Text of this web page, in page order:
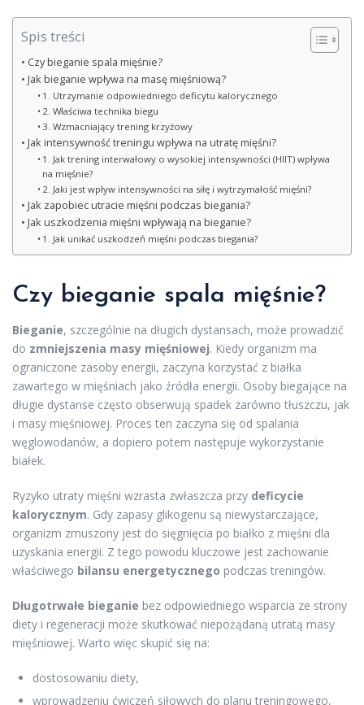
Spis treści
Czy bieganie spala mięśnie?
Jak bieganie wpływa na masę mięśniową?
1. Utrzymanie odpowiedniego deficytu kalorycznego
2. Właściwa technika biegu
3. Wzmacniający trening krzyżowy
Jak intensywność treningu wpływa na utratę mięśni?
1. Jak trening interwałowy o wysokiej intensywności (HIIT) wpływa
na mięśnie?
2. Jaki jest wpływ intensywności na siłę i wytrzymałość mięśni?
Jak zapobiec utracie mięśni podczas biegania?
Jak uszkodzenia mięśni wpływają na bieganie?
1. Jak unikać uszkodzeń mięśni podczas biegania?
Czy bieganie spala mięśnie?
Bieganie, szczególnie na długich dystansach, może prowadzić
do zmniejszenia masy mięśniowej. Kiedy organizm ma
ograniczone zasoby energii, zaczyna korzystać z białka
zawartego w mięśniach jako źródła energii. Osoby biegające na
długie dystanse często obserwują spadek zarówno tłuszczu, jak
i masy mięśniowej. Proces ten zaczyna się od spalania
węglowodanów, a dopiero potem następuje wykorzystanie
białek.
Ryzyko utraty mięśni wzrasta zwłaszcza przy deficycie
kalorycznym. Gdy zapasy glikogenu są niewystarczające,
organizm zmuszony jest do sięgnięcia po białko z mięśni dla
uzyskania energii. Z tego powodu kluczowe jest zachowanie
właściwego bilansu energetycznego podczas treningów.
Długotrwałe bieganie bez odpowiedniego wsparcia ze strony
diety i regeneracji może skutkować niepożądaną utratą masy
mięśniowej. Warto więc skupić się na:
dostosowaniu diety,
wprowadzeniu ćwiczeń siłowych do planu treningowego,